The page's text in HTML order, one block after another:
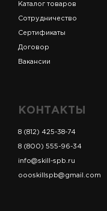
Каталог товаров
Сотрудничество
Сертификаты
Договор
Вакансии
КОНТАКТЫ
8 (812) 425-38-74
8 (800) 555-96-34
info@skill-spb.ru
oooskillspb@gmail.com